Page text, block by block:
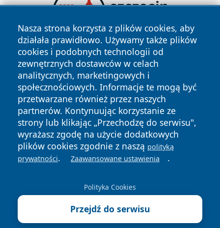
Nasza strona korzysta z plików cookies, aby
działała prawidłowo. Używamy także plików
cookies i podobnych technologii od
zewnętrznych dostawców w celach
analitycznych, marketingowych i
społecznościowych. Informacje te mogą być
przetwarzane również przez naszych
partnerów. Kontynuując korzystanie ze
strony lub klikając „Przechodzę do serwisu",
wyrażasz zgodę na użycie dodatkowych
plików cookies zgodnie z naszą polityką
prywatności. Zaawansowane ustawienia .
Polityka Cookies
Przejdź do serwisu
Copyright © 2026 radomski24.pl Wszystkie prawa
zastrzeżone.